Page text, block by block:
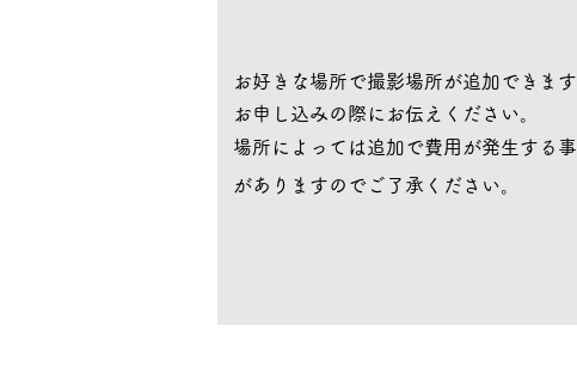
​​お好きな場所で撮影場所が追加できます
お申し込みの際にお伝えください。
​場所によっては追加で費用が発生する事
がありますのでご了承ください。